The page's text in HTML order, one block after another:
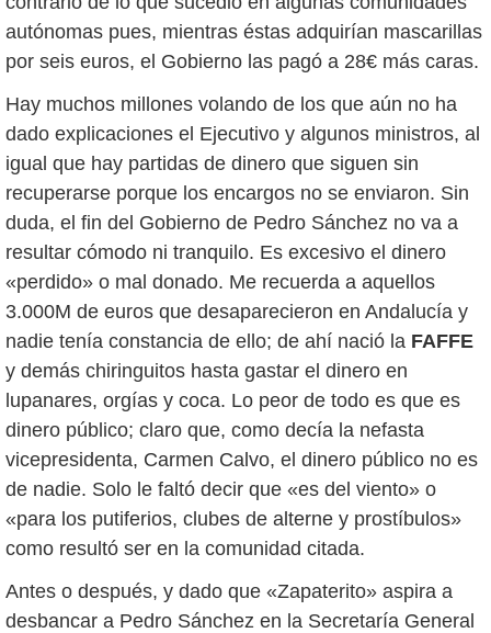
autónomas pues, mientras éstas adquirían mascarillas
por seis euros, el Gobierno las pagó a 28€ más caras.
Hay muchos millones volando de los que aún no ha
dado explicaciones el Ejecutivo y algunos ministros, al
igual que hay partidas de dinero que siguen sin
recuperarse porque los encargos no se enviaron. Sin
duda, el fin del Gobierno de Pedro Sánchez no va a
resultar cómodo ni tranquilo. Es excesivo el dinero
«perdido» o mal donado. Me recuerda a aquellos
3.000M de euros que desaparecieron en Andalucía y
nadie tenía constancia de ello; de ahí nació la FAFFE
y demás chiringuitos hasta gastar el dinero en
lupanares, orgías y coca. Lo peor de todo es que es
dinero público; claro que, como decía la nefasta
vicepresidenta, Carmen Calvo, el dinero público no es
de nadie. Solo le faltó decir que «es del viento» o
«para los putiferios, clubes de alterne y prostíbulos»
como resultó ser en la comunidad citada.
Antes o después, y dado que «Zapaterito» aspira a
desbancar a Pedro Sánchez en la Secretaría General